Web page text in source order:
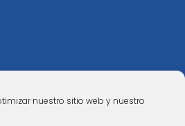
nuestro sitio web y nuestro